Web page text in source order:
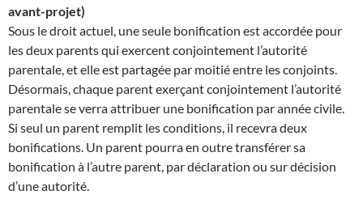
avant-projet)
Sous le droit actuel, une seule bonification est accordée pour
les deux parents qui exercent conjointement l’autorité
parentale, et elle est partagée par moitié entre les conjoints.
Désormais, chaque parent exerçant conjointement l’autorité
parentale se verra attribuer une bonification par année civile.
Si seul un parent remplit les conditions, il recevra deux
bonifications. Un parent pourra en outre transférer sa
bonification à l’autre parent, par déclaration ou sur décision
d’une autorité.